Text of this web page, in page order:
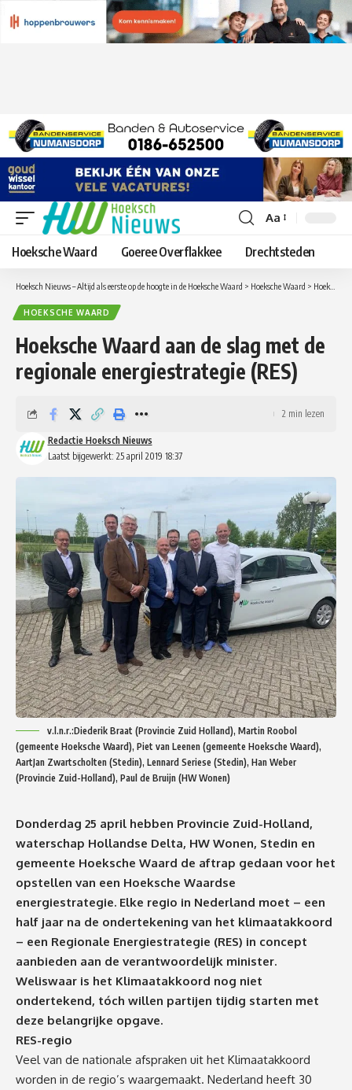
Lettergrootte
aanpassen
Aa
Hoeksche Waard Goeree Overflakkee Drechtsteden
Hoeksch Nieuws – Altijd als eerste op de hoogte in de Hoeksche Waard > Hoeksche Waard > Hoeksche Waard aan de slag met de regionale energiestrategie (RES)
HOEKSCHE WAARD
Hoeksche Waard aan de slag met de
regionale energiestrategie (RES)
Laatst bijgewerkt: 25 april 2019 18:37
Redactie Hoeksch Nieuws
2 min lezen
v.l.n.r.:Diederik Braat (Provincie Zuid Holland), Martin Roobol
(gemeente Hoeksche Waard), Piet van Leenen (gemeente Hoeksche Waard),
AartJan Zwartscholten (Stedin), Lennard Seriese (Stedin), Han Weber
(Provincie Zuid-Holland), Paul de Bruijn (HW Wonen)
Donderdag 25 april hebben Provincie Zuid-Holland,
waterschap Hollandse Delta, HW Wonen, Stedin en
gemeente Hoeksche Waard de aftrap gedaan voor het
opstellen van een Hoeksche Waardse
energiestrategie. Elke regio in Nederland moet – een
half jaar na de ondertekening van het klimaatakkoord
– een Regionale Energiestrategie (RES) in concept
aanbieden aan de verantwoordelijk minister.
Weliswaar is het Klimaatakkoord nog niet
ondertekend, tóch willen partijen tijdig starten met
deze belangrijke opgave.
RES-regio
Veel van de nationale afspraken uit het Klimaatakkoord
worden in de regio’s waargemaakt. Nederland heeft 30